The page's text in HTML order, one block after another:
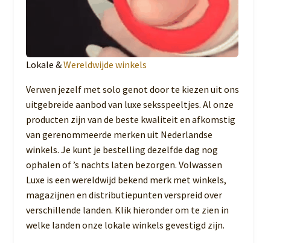
Lokale &Wereldwijde winkels
Verwen jezelf met solo genot door te kiezen uit ons
uitgebreide aanbod van luxe seksspeeltjes. Al onze
producten zijn van de beste kwaliteit en afkomstig
van gerenommeerde merken uit Nederlandse
winkels. Je kunt je bestelling dezelfde dag nog
ophalen of ’s nachts laten bezorgen. Volwassen
Luxe is een wereldwijd bekend merk met winkels,
magazijnen en distributiepunten verspreid over
verschillende landen. Klik hieronder om te zien in
welke landen onze lokale winkels gevestigd zijn.